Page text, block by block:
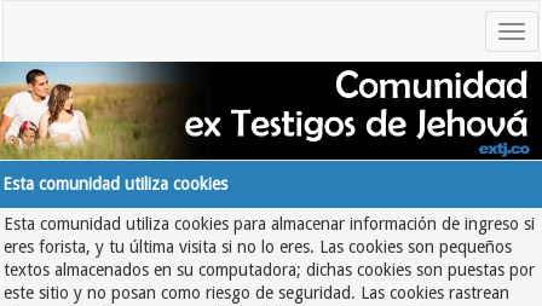
Esta comunidad utiliza cookies
Esta comunidad utiliza cookies para almacenar información de ingreso si
eres forista, y tu última visita si no lo eres. Las cookies son pequeños
textos almacenados en su computadora; dichas cookies son puestas por
este sitio y no posan como riesgo de seguridad. Las cookies rastrean